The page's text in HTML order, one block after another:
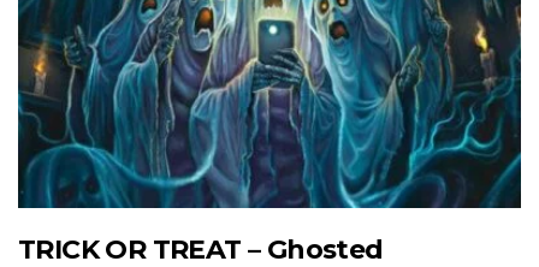
TRICK OR TREAT – Ghosted